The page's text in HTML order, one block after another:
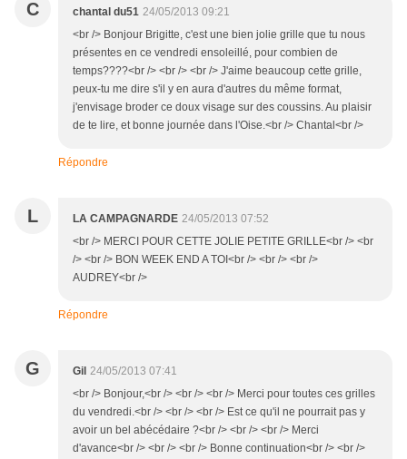
C chantal du51 24/05/2013 09:21
<br /> Bonjour Brigitte, c'est une bien jolie grille que tu nous
présentes en ce vendredi ensoleillé, pour combien de
temps????<br /> <br /> <br /> J'aime beaucoup cette grille,
peux-tu me dire s'il y en aura d'autres du même format,
j'envisage broder ce doux visage sur des coussins. Au plaisir
de te lire, et bonne journée dans l'Oise.<br /> Chantal<br />
Répondre
L LA CAMPAGNARDE 24/05/2013 07:52
<br /> MERCI POUR CETTE JOLIE PETITE GRILLE<br /> <br
/> <br /> BON WEEK END A TOI<br /> <br /> <br />
AUDREY<br />
Répondre
G Gil 24/05/2013 07:41
<br /> Bonjour,<br /> <br /> <br /> Merci pour toutes ces grilles
du vendredi.<br /> <br /> <br /> Est ce qu'il ne pourrait pas y
avoir un bel abécédaire ?<br /> <br /> <br /> Merci
d'avance<br /> <br /> <br /> Bonne continuation<br /> <br />